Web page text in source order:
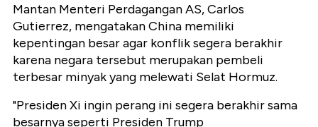
Mantan Menteri Perdagangan AS, Carlos
Gutierrez, mengatakan China memiliki
kepentingan besar agar konflik segera berakhir
karena negara tersebut merupakan pembeli
terbesar minyak yang melewati Selat Hormuz.
"Presiden Xi ingin perang ini segera berakhir sama
besarnya seperti Presiden Trump